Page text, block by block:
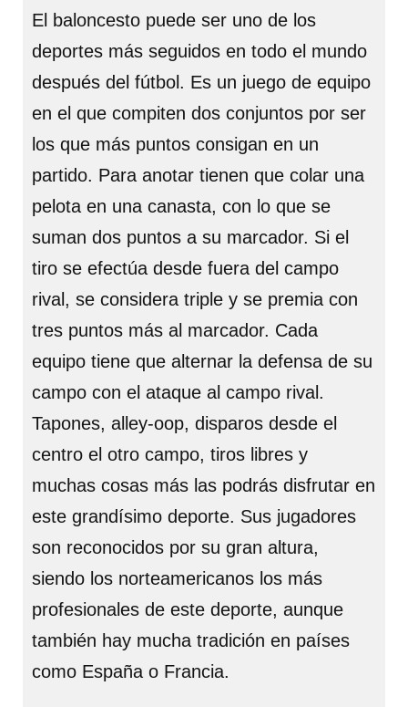
El baloncesto puede ser uno de los
deportes más seguidos en todo el mundo
después del fútbol. Es un juego de equipo
en el que compiten dos conjuntos por ser
los que más puntos consigan en un
partido. Para anotar tienen que colar una
pelota en una canasta, con lo que se
suman dos puntos a su marcador. Si el
tiro se efectúa desde fuera del campo
rival, se considera triple y se premia con
tres puntos más al marcador. Cada
equipo tiene que alternar la defensa de su
campo con el ataque al campo rival.
Tapones, alley-oop, disparos desde el
centro el otro campo, tiros libres y
muchas cosas más las podrás disfrutar en
este grandísimo deporte. Sus jugadores
son reconocidos por su gran altura,
siendo los norteamericanos los más
profesionales de este deporte, aunque
también hay mucha tradición en países
como España o Francia.